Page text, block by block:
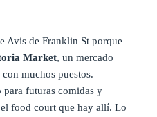
Avis de Franklin St porque
Market, un mercado
muchos puestos.
futuras comidas y
food court que hay allí. Lo